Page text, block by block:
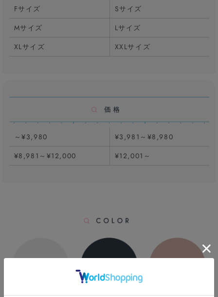
Fサイズ
Sサイズ
Mサイズ
Lサイズ
XLサイズ
XXLサイズ
～¥3,980
¥3,981～¥8,980
¥8,981～¥12,000
¥12,001～